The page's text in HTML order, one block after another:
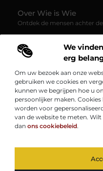
We
erg
Om uw bezoek aan onze
gebruiken we cookies en
kunnen we begrijpen hoe u
persoonlijker maken.
worden voor
van de website te meten.
dan ons cookiebeleid.
Over Wie is Wie
Ontdek de mensen achter
over boeiende
samenleving. Laat je
Onze informatie
Bericht categorie